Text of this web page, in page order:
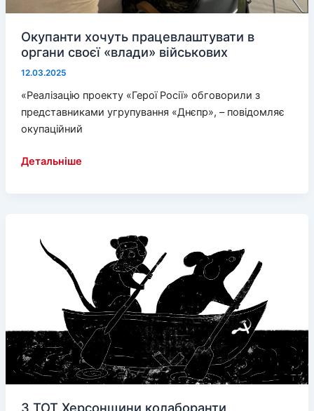
Окупанти хочуть працевлаштувати в
органи своєї «влади» військових
12.03.2025
«Реалізацію проекту «Герої Росії» обговорили з
представниками угрупування «Днєпр», – повідомляє
окупаційний
Окупанти
своєї
«влади»
військових
Детальніше
З ТОТ Херсонщини колаборанти